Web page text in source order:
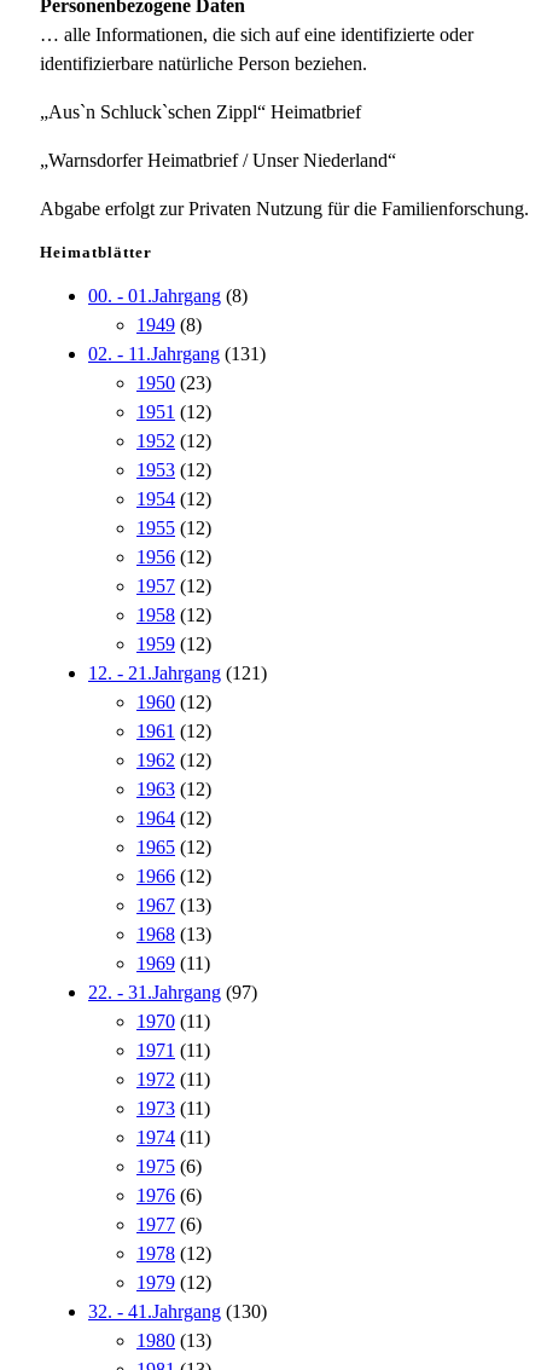
Personenbezogene Daten
… alle Informationen, die sich auf eine identifizierte oder
identifizierbare natürliche Person beziehen.
„Aus`n Schluck`schen Zippl“ Heimatbrief
„Warnsdorfer Heimatbrief / Unser Niederland“
Abgabe erfolgt zur Privaten Nutzung für die Familienforschung.
Heimatblätter
00. - 01.Jahrgang (8)
1949 (8)
02. - 11.Jahrgang (131)
1950 (23)
1951 (12)
1952 (12)
1953 (12)
1954 (12)
1955 (12)
1956 (12)
1957 (12)
1958 (12)
1959 (12)
12. - 21.Jahrgang (121)
1960 (12)
1961 (12)
1962 (12)
1963 (12)
1964 (12)
1965 (12)
1966 (12)
1967 (13)
1968 (13)
1969 (11)
22. - 31.Jahrgang (97)
1970 (11)
1971 (11)
1972 (11)
1973 (11)
1974 (11)
1975 (6)
1976 (6)
1977 (6)
1978 (12)
1979 (12)
32. - 41.Jahrgang (130)
1980 (13)